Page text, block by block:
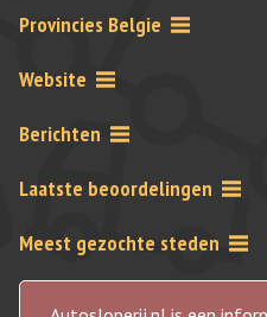
Provincies Belgie
Website
Berichten
Laatste beoordelingen
Meest gezochte steden